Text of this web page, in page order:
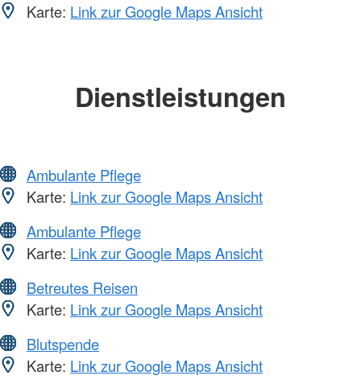
Karte: Link zur Google Maps Ansicht
Dienstleistungen
Ambulante Pflege
Karte: Link zur Google Maps Ansicht
Ambulante Pflege
Karte: Link zur Google Maps Ansicht
Betreutes Reisen
Karte: Link zur Google Maps Ansicht
Blutspende
Karte: Link zur Google Maps Ansicht